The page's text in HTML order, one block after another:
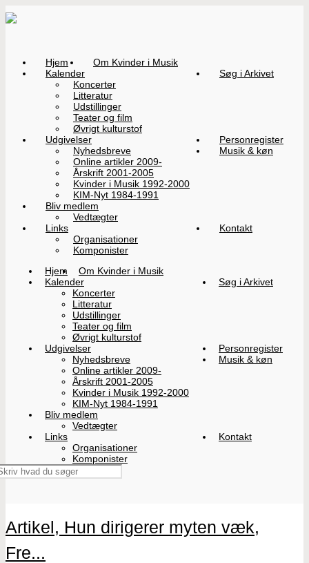
Hjem
Om Kvinder i Musik
Kalender
Koncerter
Litteratur
Udstillinger
Teater og film
Øvrigt kulturstof
Søg i Arkivet
Udgivelser
Nyhedsbreve
Online artikler 2009-
Årskrift 2001-2005
Kvinder i Musik 1992-2000
KIM-Nyt 1984-1991
Personregister
Musik & køn
Bliv medlem
Vedtægter
Links
Organisationer
Komponister
Kontakt
Hjem
Om Kvinder i Musik
Kalender
Koncerter
Litteratur
Udstillinger
Teater og film
Øvrigt kulturstof
Søg i Arkivet
Udgivelser
Nyhedsbreve
Online artikler 2009-
Årskrift 2001-2005
Kvinder i Musik 1992-2000
KIM-Nyt 1984-1991
Personregister
Musik & køn
Bliv medlem
Vedtægter
Links
Organisationer
Komponister
Kontakt
Artikel, Hun dirigerer myten væk,
Fre...